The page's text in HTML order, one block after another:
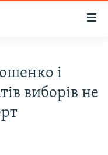
і
виборів не